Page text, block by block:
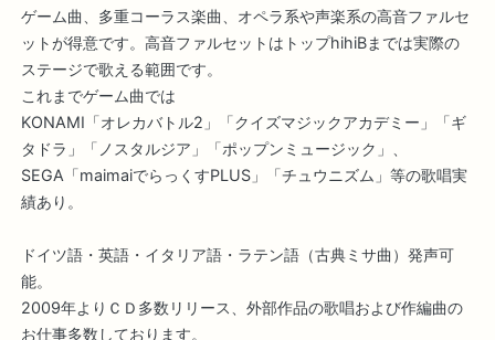
ゲーム曲、多重コーラス楽曲、オペラ系や声楽系の高音ファルセ
ットが得意です。高音ファルセットはトップhihiBまでは実際の
ステージで歌える範囲です。
これまでゲーム曲では
KONAMI「オレカバトル2」「クイズマジックアカデミー」「ギ
タドラ」「ノスタルジア」「ポップンミュージック」、
SEGA「maimaiでらっくすPLUS」「チュウニズム」等の歌唱実
績あり。
ドイツ語・英語・イタリア語・ラテン語（古典ミサ曲）発声可
能。
2009年よりＣＤ多数リリース、外部作品の歌唱および作編曲の
お仕事多数しております。